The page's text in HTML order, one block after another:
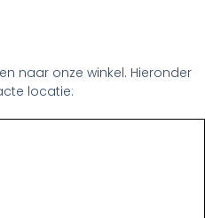
naar onze winkel. Hieronder
locatie: